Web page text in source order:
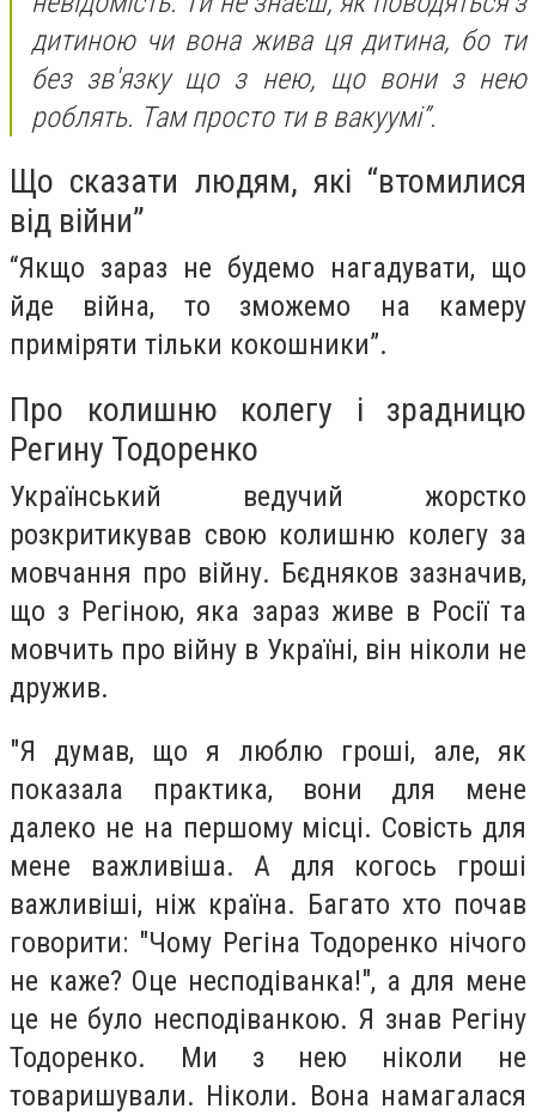
дитиною чи вона жива ця дитина, бо ти
без зв'язку що з нею, що вони з нею
роблять. Там просто ти в вакуумі”.
Що сказати людям, які “втомилися
від війни”
“Якщо зараз не будемо нагадувати, що
йде війна, то зможемо на камеру
приміряти тільки кокошники”.
Про колишню колегу і зрадницю
Регину Тодоренко
Український ведучий жорстко
розкритикував свою колишню колегу за
мовчання про війну. Бєдняков зазначив,
що з Регіною, яка зараз живе в Росії та
мовчить про війну в Україні, він ніколи не
дружив.
"Я думав, що я люблю гроші, але, як
показала практика, вони для мене
далеко не на першому місці. Совість для
мене важливіша. А для когось гроші
важливіші, ніж країна. Багато хто почав
говорити: "Чому Регіна Тодоренко нічого
не каже? Оце несподіванка!", а для мене
це не було несподіванкою. Я знав Регіну
Тодоренко. Ми з нею ніколи не
товаришували. Ніколи. Вона намагалася